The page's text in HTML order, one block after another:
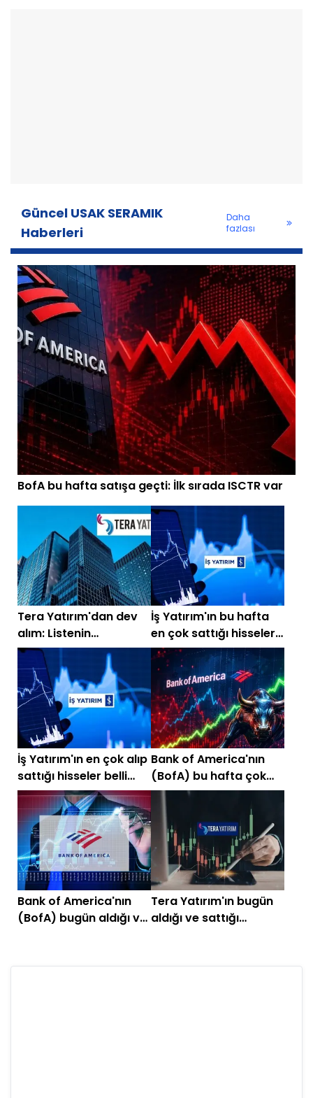
Güncel USAK SERAMIK
Haberleri
Daha
fazlası
BofA bu hafta satışa geçti: İlk sırada ISCTR var
Tera Yatırım'dan dev
alım: Listenin
zirvesinde PSGYO var
(22-26 Haziran 2026)
İş Yatırım'ın bu hafta
en çok sattığı hisseler
(22-26 Haziran 2026)
İş Yatırım'ın en çok alıp
sattığı hisseler belli
oldu
Bank of America'nın
(BofA) bu hafta çok
aldığı hisseler (8-12
Haziran 2026)
Bank of America'nın
(BofA) bugün aldığı ve
Tera Yatırım'ın bugün
aldığı ve sattığı